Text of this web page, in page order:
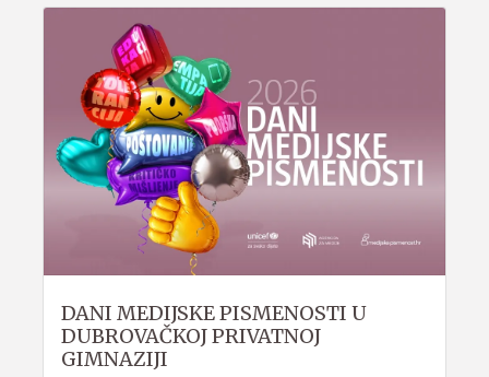
DANI MEDIJSKE PISMENOSTI U
DUBROVAČKOJ PRIVATNOJ
GIMNAZIJI